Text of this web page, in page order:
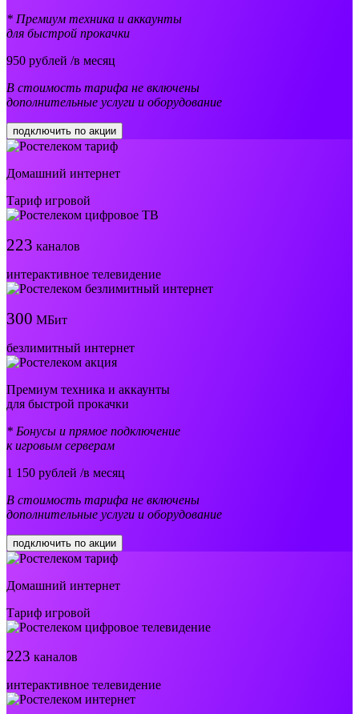
* Премиум техника и аккаунты
для быстрой прокачки
950 рублей /в месяц
В стоимость тарифа не включены
дополнительные услуги и оборудование
подключить по акции
Домашний интернет
Тариф игровой
223 каналов
интерактивное телевидение
300 МБит
безлимитный интернет
Премиум техника и аккаунты
для быстрой прокачки
* Бонусы и прямое подключение
к игровым серверам
1 150 рублей /в месяц
В стоимость тарифа не включены
дополнительные услуги и оборудование
подключить по акции
Домашний интернет
Тариф игровой
223 каналов
интерактивное телевидение